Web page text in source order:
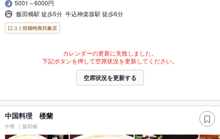
5001～6000円
飯田橋駅 徒歩5分 牛込神楽坂駅 徒歩6分
口コミ投稿特典対象店
カレンダーの更新に失敗しました。
下記ボタンを押して空席状況を更新してください。
空席状況を更新する
中国料理 楼蘭
中華 飯田橋